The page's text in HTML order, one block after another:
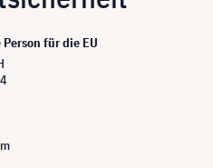
für die EU